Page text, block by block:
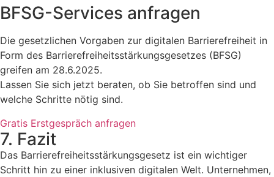
BFSG-Services anfragen
Die gesetzlichen Vorgaben zur digitalen Barrierefreiheit in
Form des Barrierefreiheitsstärkungsgesetzes (BFSG)
greifen am 28.6.2025.
Lassen Sie sich jetzt beraten, ob Sie betroffen sind und
welche Schritte nötig sind.
Gratis Erstgespräch anfragen
7. Fazit
Das Barrierefreiheitsstärkungsgesetz ist ein wichtiger
Schritt hin zu einer inklusiven digitalen Welt. Unternehmen,